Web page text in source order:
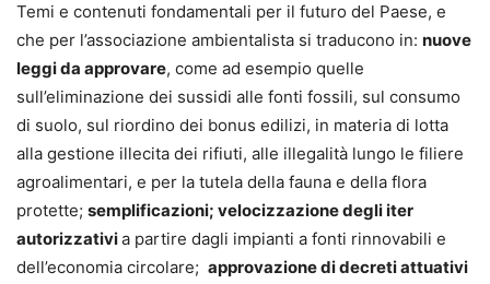
Temi e contenuti fondamentali per il futuro del Paese, e
che per l’associazione ambientalista si traducono in: nuove
leggi da approvare, come ad esempio quelle
sull’eliminazione dei sussidi alle fonti fossili, sul consumo
di suolo, sul riordino dei bonus edilizi, in materia di lotta
alla gestione illecita dei rifiuti, alle illegalità lungo le filiere
agroalimentari, e per la tutela della fauna e della flora
protette; semplificazioni; velocizzazione degli iter
autorizzativia partire dagli impianti a fonti rinnovabili e
dell’economia circolare; approvazione di decreti attuativi